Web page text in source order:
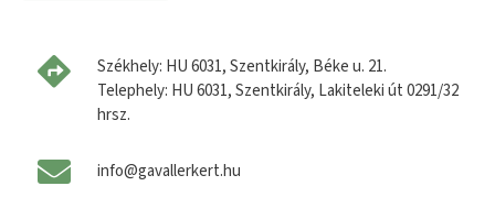
Székhely: HU 6031, Szentkirály, Béke u. 21.
Telephely: HU 6031, Szentkirály, Lakiteleki út 0291/32
hrsz.
info@gavallerkert.hu